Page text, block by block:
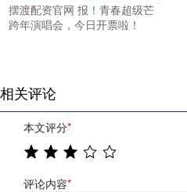
摆渡配资官网 报！青春超级芒
跨年演唱会，今日开票啦！
相关评论
本文评分*
评论内容*